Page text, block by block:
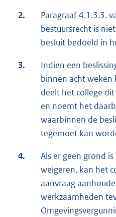
2.
Paragraaf 4.1.3.3.
bestuursrecht is
besluit bedoeld in
3.
Indien een
binnen acht weken
deelt het college
en noemt het
waarbinnen de
tegemoet kan
4.
Als er geen grond
weigeren, kan het
aanvraag
werkzaamheden